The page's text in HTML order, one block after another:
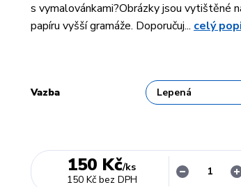
s vymalovánkami?Obrázky jsou vytištěné
papíru vyšší gramáže. Doporučuj... celý
Vazba
150 Kč/ks
150 Kč bez DPH